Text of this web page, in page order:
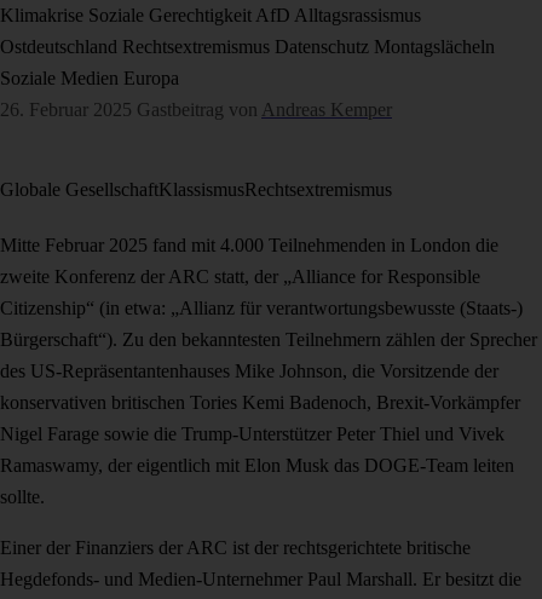
Klimakrise Soziale Gerechtigkeit AfD Alltagsrassismus
Ostdeutschland Rechtsextremismus Datenschutz Montagslächeln
Soziale Medien Europa
26. Februar 2025 Gastbeitrag von Andreas Kemper
Globale GesellschaftKlassismusRechtsextremismus
Mitte Februar 2025 fand mit 4.000 Teilnehmenden in London die
zweite Konferenz der ARC statt, der „Alliance for Responsible
Citizenship“ (in etwa: „Allianz für verantwortungsbewusste (Staats-)
Bürgerschaft“). Zu den bekanntesten Teilnehmern zählen der Sprecher
des US-Repräsentantenhauses Mike Johnson, die Vorsitzende der
konservativen britischen Tories Kemi Badenoch, Brexit-Vorkämpfer
Nigel Farage sowie die Trump-Unterstützer Peter Thiel und Vivek
Ramaswamy, der eigentlich mit Elon Musk das DOGE-Team leiten
sollte.
Einer der Finanziers der ARC ist der rechtsgerichtete britische
Hegdefonds- und Medien-Unternehmer Paul Marshall. Er besitzt die